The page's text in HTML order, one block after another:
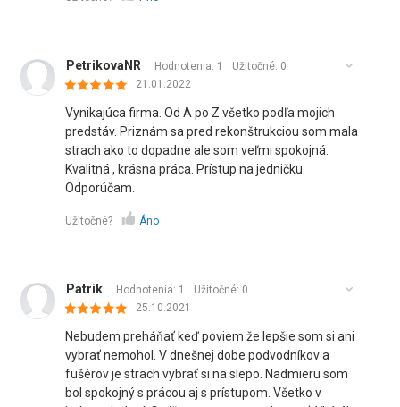
PetrikovaNR Hodnotenia: 1 Užitočné: 0
21.01.2022
Vynikajúca firma. Od A po Z všetko podľa mojich
predstáv. Priznám sa pred rekonštrukciou som mala
strach ako to dopadne ale som veľmi spokojná.
Kvalitná , krásna práca. Prístup na jedničku.
Odporúčam.
Užitočné? Áno
Patrik Hodnotenia: 1 Užitočné: 0
25.10.2021
Nebudem preháňať keď poviem že lepšie som si ani
vybrať nemohol. V dnešnej dobe podvodníkov a
fušérov je strach vybrať si na slepo. Nadmieru som
bol spokojný s prácou aj s prístupom. Všetko v